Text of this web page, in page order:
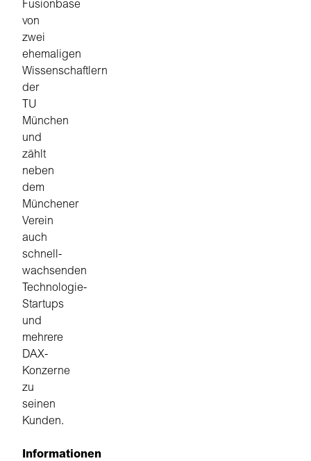
Fusionbase
von
zwei
ehemaligen
Wissenschaftlern
der
TU
München
und
zählt
neben
dem
Münchener
Verein
auch
schnell-
wachsenden
Technologie-
Startups
und
mehrere
DAX-
Konzerne
zu
seinen
Kunden.
Informationen